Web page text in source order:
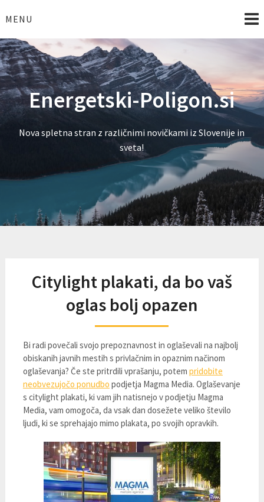
toMENU
Energetski-Poligon.si
Nova spletna stran z različnimi novičkami iz Slovenije in
sveta!
Citylight plakati, da bo vaš
oglas bolj opazen
Bi radi povečali svojo prepoznavnost in oglaševali na najbolj
obiskanih javnih mestih s privlačnim in opaznim načinom
oglaševanja? Če ste pritrdili vprašanju, potem pridobite
neobvezujočo ponudbo podjetja Magma Media. Oglaševanje
s citylight plakati, ki vam jih natisnejo v podjetju Magma
Media, vam omogoča, da vsak dan dosežete veliko število
ljudi, ki se sprehajajo mimo plakata, po svojih opravkih.